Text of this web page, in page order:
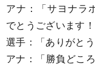
アナ：「サヨナラ
でとうございます！
選手：「ありがと
アナ：「勝負どこ